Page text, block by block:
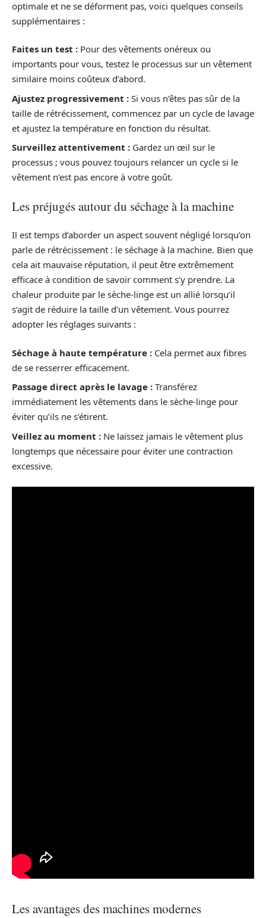
optimale et ne se déforment pas, voici quelques conseils
supplémentaires :
Faites un test : Pour des vêtements onéreux ou
importants pour vous, testez le processus sur un vêtement
similaire moins coûteux d’abord.
Ajustez progressivement : Si vous n’êtes pas sûr de la
taille de rétrécissement, commencez par un cycle de lavage
et ajustez la température en fonction du résultat.
Surveillez attentivement : Gardez un œil sur le
processus ; vous pouvez toujours relancer un cycle si le
vêtement n’est pas encore à votre goût.
Les préjugés autour du séchage à la machine
Il est temps d’aborder un aspect souvent négligé lorsqu’on
parle de rétrécissement : le séchage à la machine. Bien que
cela ait mauvaise réputation, il peut être extrêmement
efficace à condition de savoir comment s’y prendre. La
chaleur produite par le sèche-linge est un allié lorsqu’il
s’agit de réduire la taille d’un vêtement. Vous pourrez
adopter les réglages suivants :
Séchage à haute température : Cela permet aux fibres
de se resserrer efficacement.
Passage direct après le lavage : Transférez
immédiatement les vêtements dans le sèche-linge pour
éviter qu’ils ne s’étirent.
Veillez au moment : Ne laissez jamais le vêtement plus
longtemps que nécessaire pour éviter une contraction
excessive.
Les avantages des machines modernes